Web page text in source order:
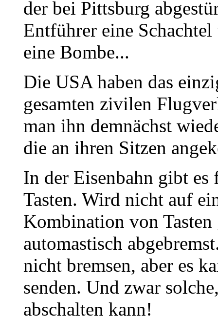
der bei Pittsburg
Entführer eine
eine Bombe...
Die USA haben das
gesamten zivilen
man ihn demnächst
die an ihren Sitzen
In der Eisenbahn gibt
Tasten. Wird nicht auf
Kombination von
automastisch
nicht bremsen, aber es
senden. Und zwar
abschalten kann!